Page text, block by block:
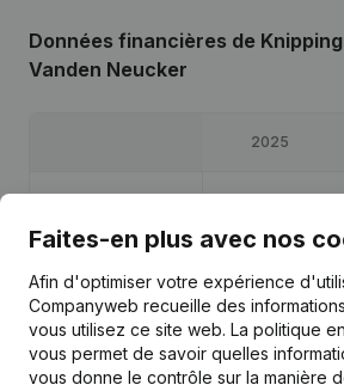
Données financières de
Vanden Neucker
2025
Marge brute € 23 636 €
Faites-en plus avec nos
Afin d'optimiser votre expérience
Companyweb recueille des
vous utilisez ce site web. La politique
vous permet de savoir quelles
vous donne le contrôle sur la manière